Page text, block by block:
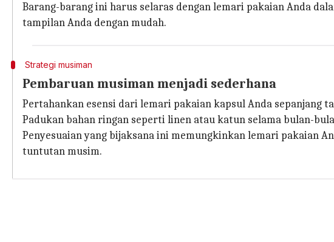
Barang-barang ini harus selaras dengan lemari pakaian Anda
tampilan Anda dengan mudah.
Strategi musiman
Pembaruan musiman menjadi sederhana
Pertahankan esensi dari lemari pakaian kapsul Anda sepanjang
Padukan bahan ringan seperti linen atau katun selama bulan-
Penyesuaian yang bijaksana ini memungkinkan lemari pakaian
tuntutan musim.